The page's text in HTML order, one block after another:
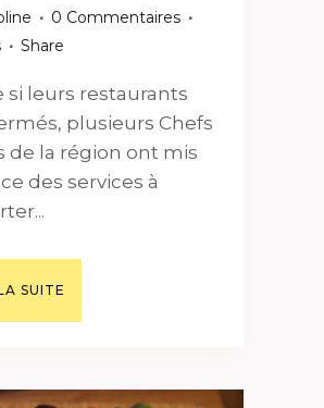
0 Commentaires
Share
si leurs restaurants
plusieurs Chefs
de la région ont mis
des services à
SUITE